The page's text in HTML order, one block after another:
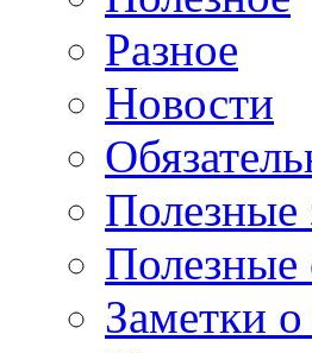
Разное
Новости
Полезные
Полезные
Заметки о